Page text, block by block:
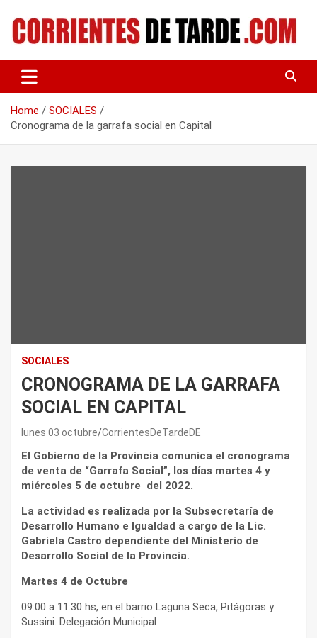
content
CORRIENTES DE TARDE
Home
SOCIALES
Cronograma de la garrafa social en Capital
SOCIALES
CRONOGRAMA DE LA GARRAFA
SOCIAL EN CAPITAL
lunes 03 octubre CorrientesDeTardeDE
El Gobierno de la Provincia comunica el cronograma
de venta de “Garrafa Social”, los días martes 4 y
miércoles 5 de octubre del 2022.
La actividad es realizada por la Subsecretaría de
Desarrollo Humano e Igualdad a cargo de la Lic.
Gabriela Castro dependiente del Ministerio de
Desarrollo Social de la Provincia.
Martes 4 de Octubre
09:00 a 11:30 hs, en el barrio Laguna Seca, Pitágoras y
Sussini. Delegación Municipal